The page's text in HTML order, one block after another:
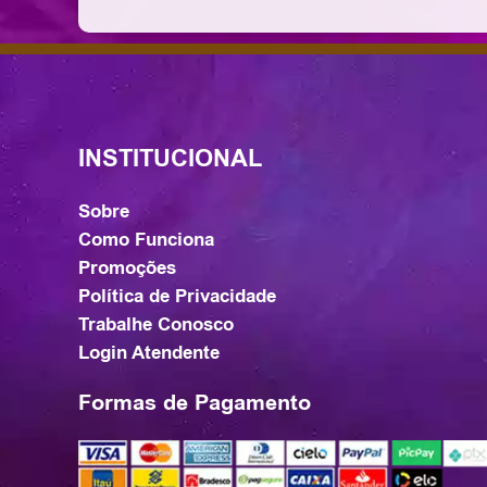
INSTITUCIONAL
Sobre
Como Funciona
Promoções
Política de Privacidade
Trabalhe Conosco
Login Atendente
Formas de Pagamento